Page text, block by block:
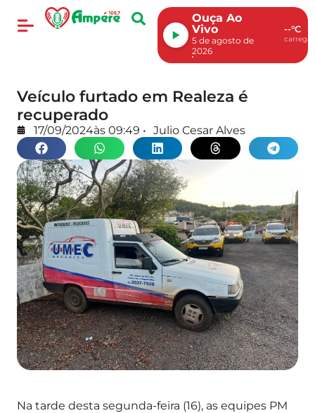
Ouça Ao
Vivo
5 de agosto de
2026
--°C
Veículo furtado em Realeza é
recuperado
17/09/2024às 09:49 • Julio Cesar Alves
Na tarde desta segunda-feira (16), as equipes PM